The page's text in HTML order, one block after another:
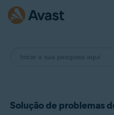
Solução de problemas